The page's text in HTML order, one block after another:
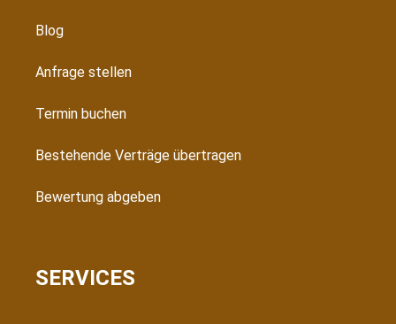
Blog
Anfrage stellen
Termin buchen
Bestehende Verträge übertragen
Bewertung abgeben
SERVICES